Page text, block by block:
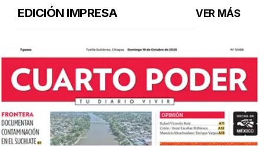
EDICIÓN IMPRESA VER MÁS